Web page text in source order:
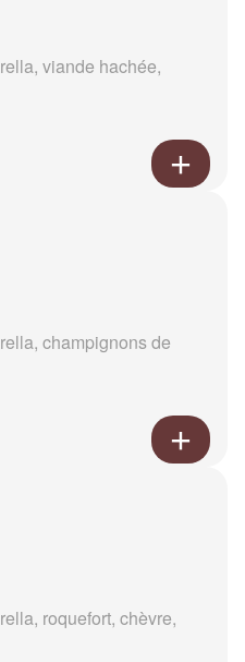
viande hachée,
champignons de
roquefort, chèvre,